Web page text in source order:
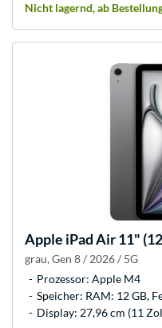
Nicht lagernd, ab
Apple iPad Air 11"
grau, Gen 8 / 2026 / 5G
Prozessor: Apple M4
Speicher: RAM: 12 GB,
Display: 27,96 cm (11